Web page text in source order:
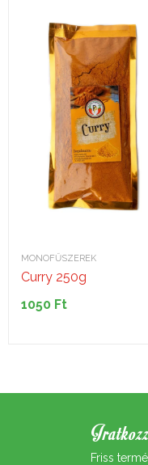
MONOFŰSZEREK
Curry 250g
1050 Ft
Friss